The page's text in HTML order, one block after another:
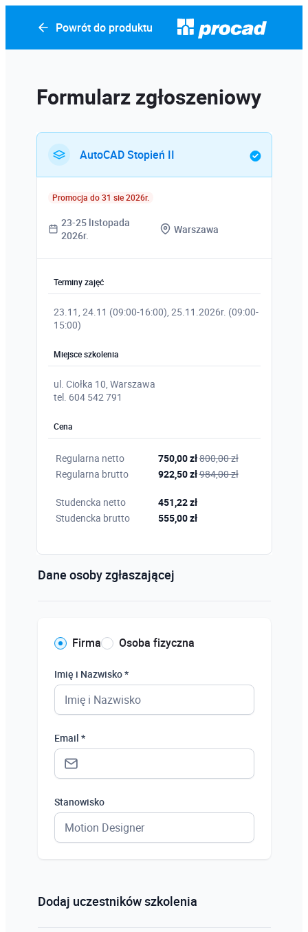
Powrót do produktu
Formularz zgłoszeniowy
AutoCAD Stopień II
Promocja do 31 sie 2026r.
23-25 listopada
2026r.
Warszawa
Terminy zajęć
23.11, 24.11 (09:00-16:00), 25.11.2026r. (09:00-
15:00)
Miejsce szkolenia
ul. Ciołka 10, Warszawa
tel. 604 542 791
Cena
Regularna netto 750,00 zł800,00 zł
Regularna brutto
922,50 zł984,00 zł
Studencka netto
451,22 zł
Studencka brutto
555,00 zł
Dane osoby zgłaszającej
Firma Osoba fizyczna
Imię i Nazwisko *
Email *
Stanowisko
Dodaj uczestników szkolenia